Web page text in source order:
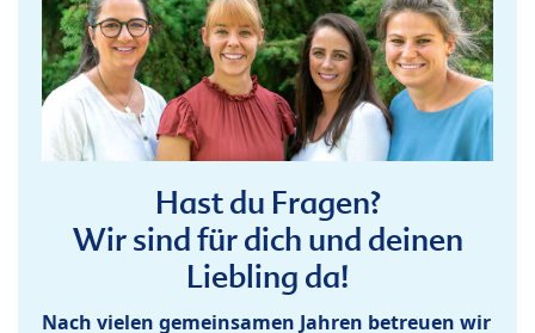
Hast du Fragen?
Wir sind für dich und deinen
Liebling da!
Nach vielen gemeinsamen Jahren betreuen wir